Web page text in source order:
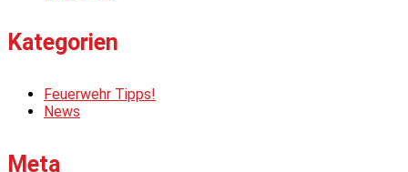
Kategorien
Feuerwehr Tipps!
News
Meta